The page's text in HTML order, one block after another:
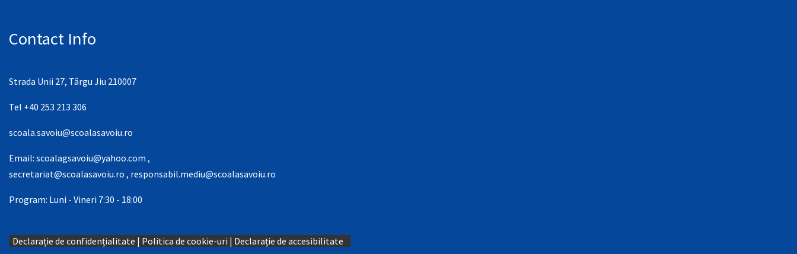
Contact Info
Strada Unii 27, Târgu Jiu 210007
Tel +40 253 213 306
scoala.savoiu@scoalasavoiu.ro
Email: scoalagsavoiu@yahoo.com ,
secretariat@scoalasavoiu.ro , responsabil.mediu@scoalasavoiu.ro
Program: Luni - Vineri 7:30 - 18:00
Declarație de confidențialitate | Politica de cookie-uri | Declarație de accesibilitate